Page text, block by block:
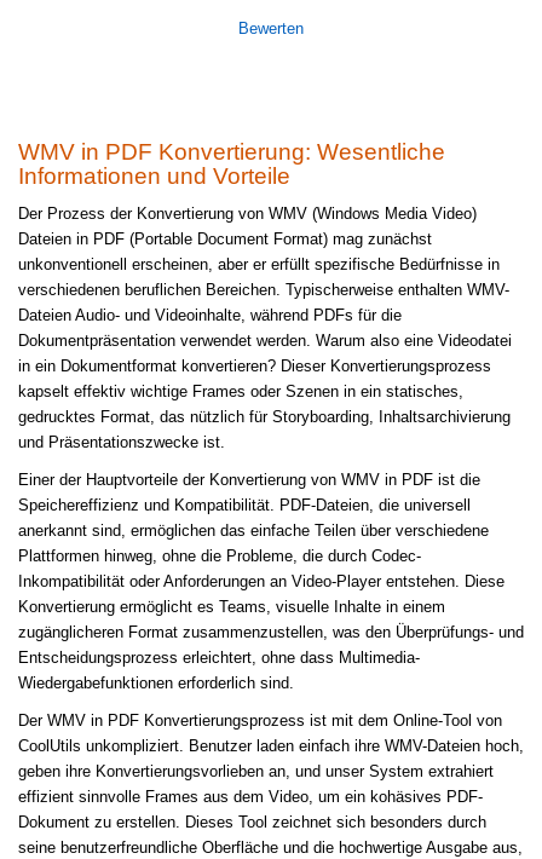
Bewerten
WMV in PDF Konvertierung: Wesentliche
Informationen und Vorteile
Der Prozess der Konvertierung von WMV (Windows Media Video)
Dateien in PDF (Portable Document Format) mag zunächst
unkonventionell erscheinen, aber er erfüllt spezifische Bedürfnisse in
verschiedenen beruflichen Bereichen. Typischerweise enthalten WMV-
Dateien Audio- und Videoinhalte, während PDFs für die
Dokumentpräsentation verwendet werden. Warum also eine Videodatei
in ein Dokumentformat konvertieren? Dieser Konvertierungsprozess
kapselt effektiv wichtige Frames oder Szenen in ein statisches,
gedrucktes Format, das nützlich für Storyboarding, Inhaltsarchivierung
und Präsentationszwecke ist.
Einer der Hauptvorteile der Konvertierung von WMV in PDF ist die
Speichereffizienz und Kompatibilität. PDF-Dateien, die universell
anerkannt sind, ermöglichen das einfache Teilen über verschiedene
Plattformen hinweg, ohne die Probleme, die durch Codec-
Inkompatibilität oder Anforderungen an Video-Player entstehen. Diese
Konvertierung ermöglicht es Teams, visuelle Inhalte in einem
zugänglicheren Format zusammenzustellen, was den Überprüfungs- und
Entscheidungsprozess erleichtert, ohne dass Multimedia-
Wiedergabefunktionen erforderlich sind.
Der WMV in PDF Konvertierungsprozess ist mit dem Online-Tool von
CoolUtils unkompliziert. Benutzer laden einfach ihre WMV-Dateien hoch,
geben ihre Konvertierungsvorlieben an, und unser System extrahiert
effizient sinnvolle Frames aus dem Video, um ein kohäsives PDF-
Dokument zu erstellen. Dieses Tool zeichnet sich besonders durch
seine benutzerfreundliche Oberfläche und die hochwertige Ausgabe aus,